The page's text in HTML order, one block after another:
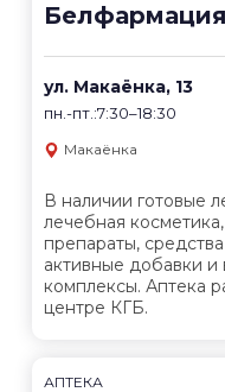
Белфармация
ул. Макаёнка, 13
пн.-пт.:7:30–18:30
Макаёнка
В наличии готовые
лечебная
препараты,
активные добавки
комплексы. Аптека
центре КГБ.
АПТЕКА